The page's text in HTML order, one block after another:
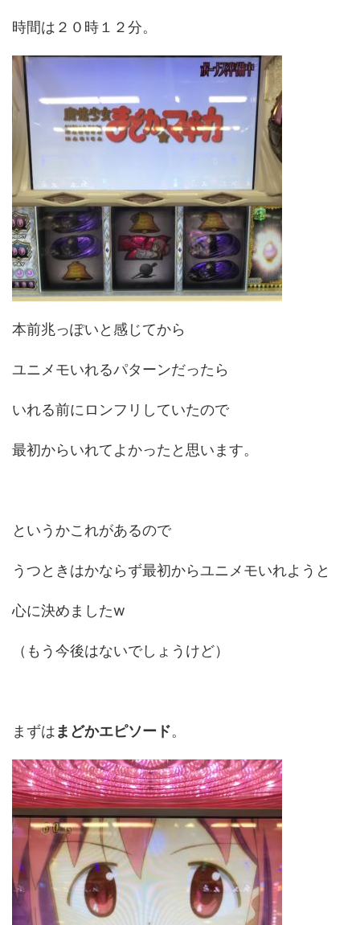
時間は２０時１２分。
本前兆っぽいと感じてから
ユニメモいれるパターンだったら
いれる前にロンフリしていたので
最初からいれてよかったと思います。
というかこれがあるので
うつときはかならず最初からユニメモいれようと
心に決めましたw
（もう今後はないでしょうけど）
まずはまどかエピソード。